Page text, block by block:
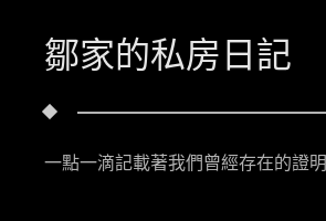
鄒家的私房日記
一點一滴記載著我們曾經存在的證明